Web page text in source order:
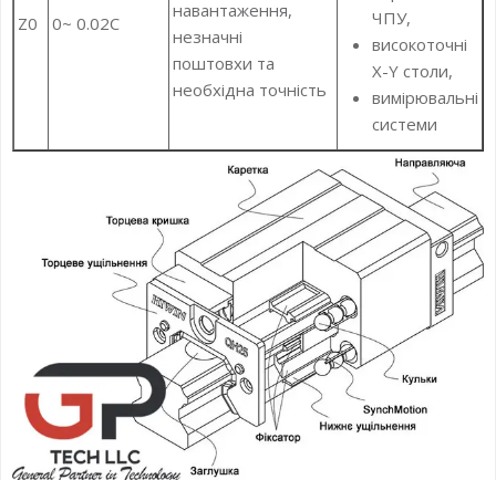
Z0 0~ 0.02C
навантаження,
незначні
поштовхи та
необхідна точність
ЧПУ,
високоточні
X-Y столи,
вимірювальні
системи